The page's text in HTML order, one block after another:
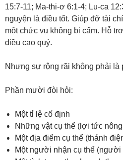
15:7-11; Ma-thi-ơ 6:1-4; Lu-ca
nguyện là điều tốt. Giúp đỡ tài
một chức vụ không bị cấm. Hỗ
điều cao quý.
Nhưng sự rộng rãi không phải là
Phần mười đòi hỏi:
Một tỉ lệ cố định
Những vật cụ thể (lợi tức
Một địa điểm cụ thể (thánh
Một người nhận cụ thể (người